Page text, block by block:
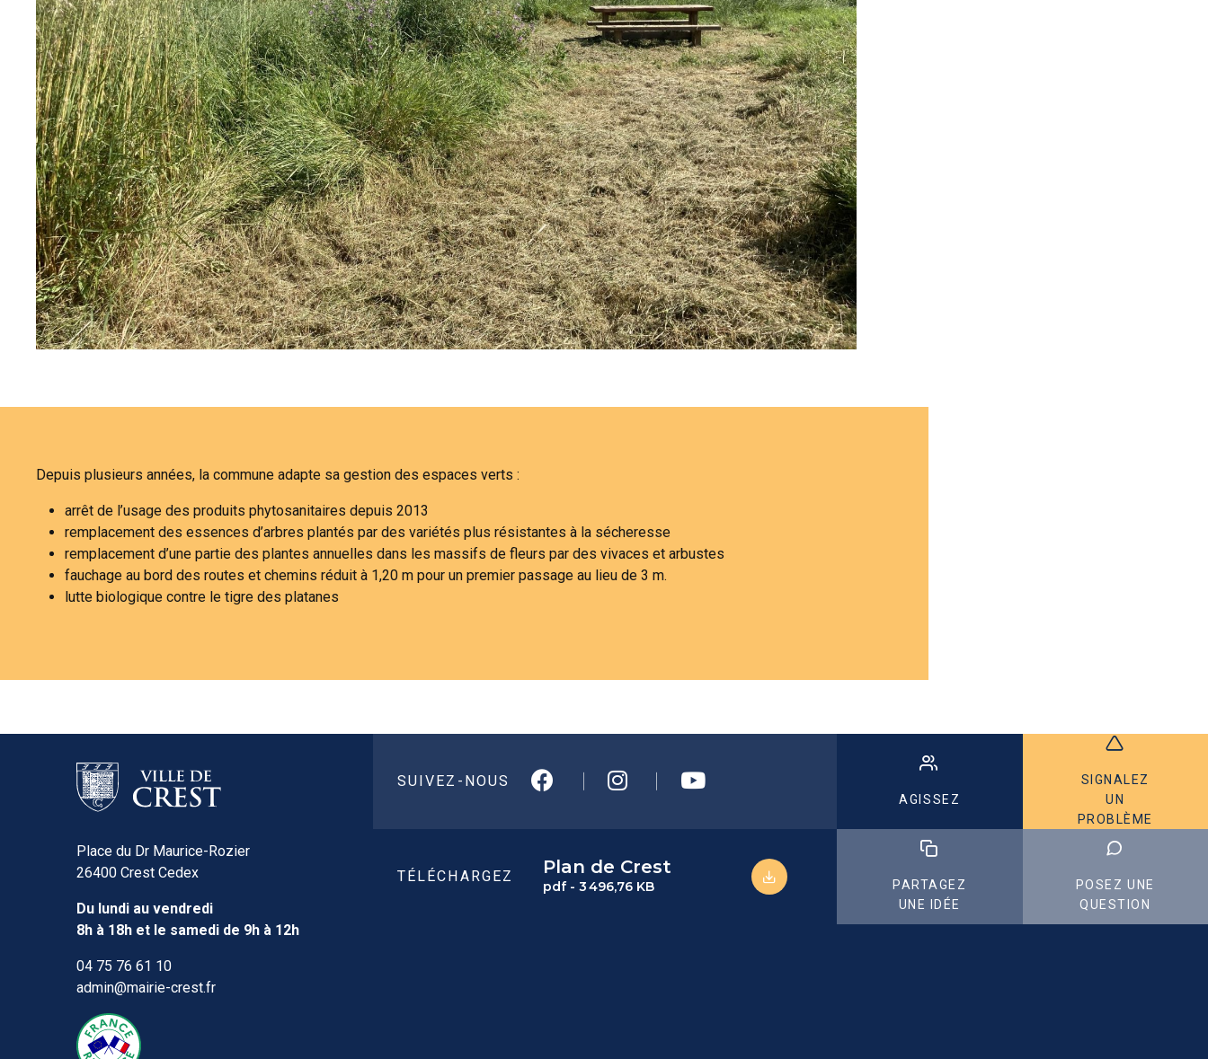
Depuis plusieurs années, la commune adapte sa gestion des espaces verts :
arrêt de l’usage des produits phytosanitaires depuis 2013
remplacement des essences d’arbres plantés par des variétés plus résistantes à la sécheresse
remplacement d’une partie des plantes annuelles dans les massifs de fleurs par des vivaces et arbustes
fauchage au bord des routes et chemins réduit à 1,20 m pour un premier passage au lieu de 3 m.
lutte biologique contre le tigre des platanes
Place du Dr Maurice-Rozier
26400 Crest Cedex
Du lundi au vendredi
8h à 18h et le samedi de 9h à 12h
04 75 76 61 10
admin@mairie-crest.fr
SUIVEZ-NOUS
TÉLÉCHARGEZ Plan de Crest
pdf - 3 496,76 KB
AGISSEZ
SIGNALEZ
UN
PROBLÈME
PARTAGEZ
UNE IDÉE
POSEZ UNE
QUESTION